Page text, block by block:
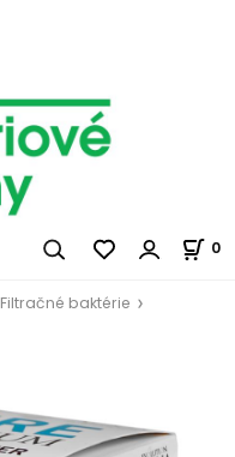
0
Filtračné baktérie